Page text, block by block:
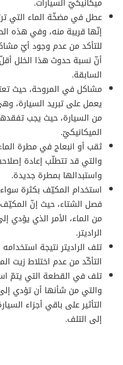
عطل في مضخّة الماء التي
إنّها قريبة منه، وفي هذه
للتأكد من عدم وجود أيّ
أنّ نسبة حدوث هذا الخلل
السابقة.
مشاكل في المروحة، حيث
يعمل على تبريد السيارة،
من السيارة، حيث يجب
الميكانيكيّ.
ثقب أو انبعاج في مطرة
والتي قد تتطلّب إعادة
واستبدالها بمطرة جديدة.
استخدام المكيّف بكثرة
فصل الشتاء، حيث إنّ
من الماء، الأمر الذي يؤدي
الراديتر.
تلف الراديتر نتيجة
التأكّد من عدم اختلاط زيت
تلف في القطعة التي يتمّ
والتي من شأنها أن تؤدي إلى
التأثير على باقي أجزاء
إلى التلف.